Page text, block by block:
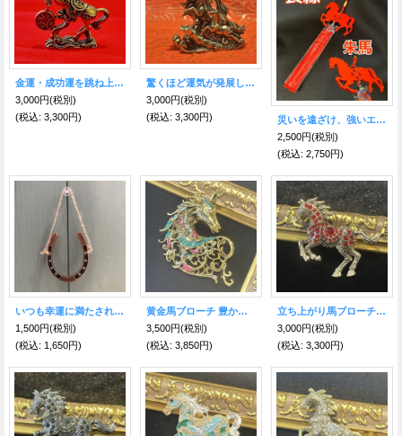
金運・成功運を跳ね上げる！【古銭馬】真鍮製 商売繫盛・出世・あらゆる勝負事のお守り【2026年の干支】
3,000円(税別)
(税込: 3,300円)
驚くほど運気が発展しウマくいく！三連馬・真鍮製【2026年の干支】
3,000円(税別)
(税込: 3,300円)
災いを遠ざけ、強いエネルギーと良縁を招く！朱馬飾り
2,500円(税別)
(税込: 2,750円)
いつも幸運に満たされる♪燻し馬蹄飾り
1,500円(税別)
(税込: 1,650円)
黄金馬ブローチ 豊かさ・成功・富を得る力が飛躍！ヴィンテージ風【2026年の干支】
3,500円(税別)
(税込: 3,850円)
立ち上がり馬ブローチ ゴールド赤 豊かさ・成功・富を得る力が飛躍！【2026年の干支】
3,000円(税別)
(税込: 3,300円)